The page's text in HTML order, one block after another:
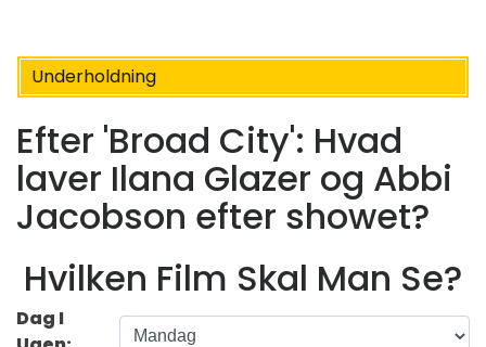
Underholdning
Efter 'Broad City': Hvad
laver Ilana Glazer og Abbi
Jacobson efter showet?
Hvilken Film Skal Man Se?
Dag I